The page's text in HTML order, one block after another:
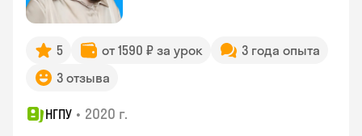
5 от 1590 ₽ за урок
3 года опыта
3 отзыва
НГПУ • 2020 г.